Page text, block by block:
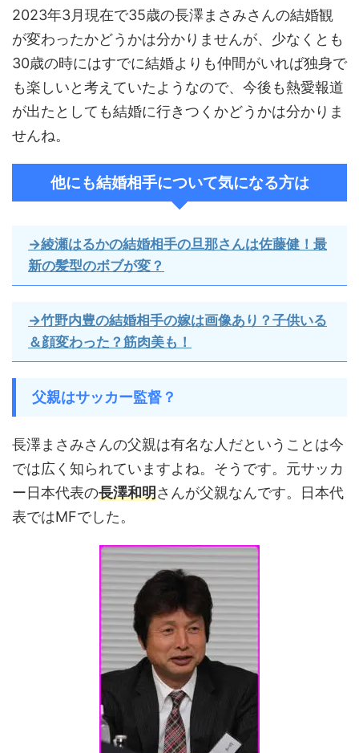
2023年3月現在で35歳の長澤まさみさんの結婚観
が変わったかどうかは分かりませんが、少なくとも
30歳の時にはすでに結婚よりも仲間がいれば独身で
も楽しいと考えていたようなので、今後も熱愛報道
が出たとしても結婚に行きつくかどうかは分かりま
せんね。
他にも結婚相手について気になる方は
→綾瀬はるかの結婚相手の旦那さんは佐藤健！最
新の髪型のボブが変？
→竹野内豊の結婚相手の嫁は画像あり？子供いる
＆顔変わった？筋肉美も！
父親はサッカー監督？
長澤まさみさんの父親は有名な人だということは今
では広く知られていますよね。そうです。元サッカ
ー日本代表の長澤和明さんが父親なんです。日本代
表ではMFでした。